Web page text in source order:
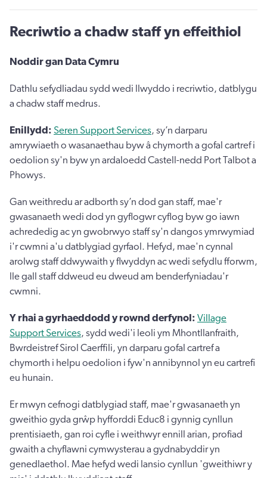
Recriwtio a chadw staff yn effeithiol
Noddir gan Data Cymru
Dathlu sefydliadau sydd wedi llwyddo i recriwtio, datblygu
a chadw staff medrus.
Enillydd: Seren Support Services, sy’n darparu
amrywiaeth o wasanaethau byw â chymorth a gofal cartref i
oedolion sy'n byw yn ardaloedd Castell-nedd Port Talbot a
Phowys.
Gan weithredu ar adborth sy’n dod gan staff, mae'r
gwasanaeth wedi dod yn gyflogwr cyflog byw go iawn
achrededig ac yn gwobrwyo staff sy'n dangos ymrwymiad
i'r cwmni a'u datblygiad gyrfaol. Hefyd, mae'n cynnal
arolwg staff ddwywaith y flwyddyn ac wedi sefydlu fforwm,
lle gall staff ddweud eu dweud am benderfyniadau'r
cwmni.
Y rhai a gyrhaeddodd y rownd derfynol: Village
Support Services, sydd wedi'i leoli ym Mhontllanfraith,
Bwrdeistref Sirol Caerffili, yn darparu gofal cartref a
chymorth i helpu oedolion i fyw'n annibynnol yn eu cartrefi
eu hunain.
Er mwyn cefnogi datblygiad staff, mae'r gwasanaeth yn
gweithio gyda grŵp hyfforddi Educ8 i gynnig cynllun
prentisiaeth, gan roi cyfle i weithwyr ennill arian, profiad
gwaith a chyflawni cymwysterau a gydnabyddir yn
genedlaethol. Mae hefyd wedi lansio cynllun 'gweithiwr y